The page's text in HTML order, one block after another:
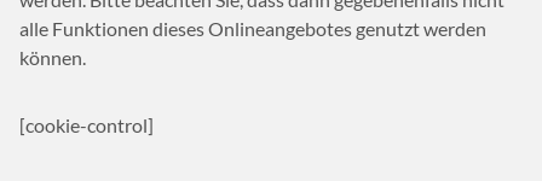
alle Funktionen dieses Onlineangebotes genutzt werden
können.
[cookie-control]